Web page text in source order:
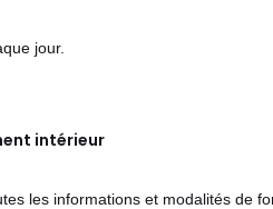
jour.
intérieur
les informations et modalités de